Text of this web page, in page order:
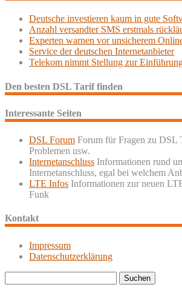
Deutsche investieren kaum in gute
Anzahl versandter SMS erstmals
Experten warnen vor unsicherem
Service der deutschen Internetanbieter
Telekom nimmt Stellung zur
Den besten DSL Tarif finden
Interessante Seiten
DSL Forum Forum für Fragen zu DSL
Problemen usw.
Internetanschluss Informationen rund
Internetanschluss, egal bei welchem
LTE Infos Informationen zur neuen
Funk
Kontakt
Impressum
Datenschutzerklärung
nach: